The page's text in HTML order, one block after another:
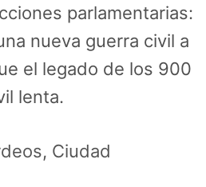
parlamentarias:
nueva guerra civil a
el legado de los 900
lenta.
, Ciudad